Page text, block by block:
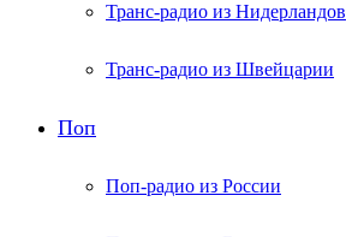
Транс-радио из Нидерландов
Транс-радио из Швейцарии
Поп
Поп-радио из России